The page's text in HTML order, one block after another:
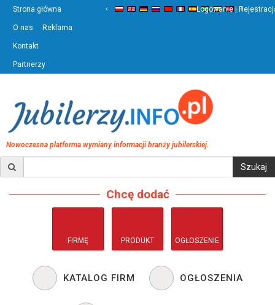
Strona główna
O nas Reklama
Kontakt
Partnerzy
‹ ›
Logowanie |
Nowoczesna platforma wymiany informacji branży jubilerskiej.
Chcę dodać
FIRMĘ PRODUKT OGŁOSZENIE
KATALOG FIRM OGŁOSZENIA